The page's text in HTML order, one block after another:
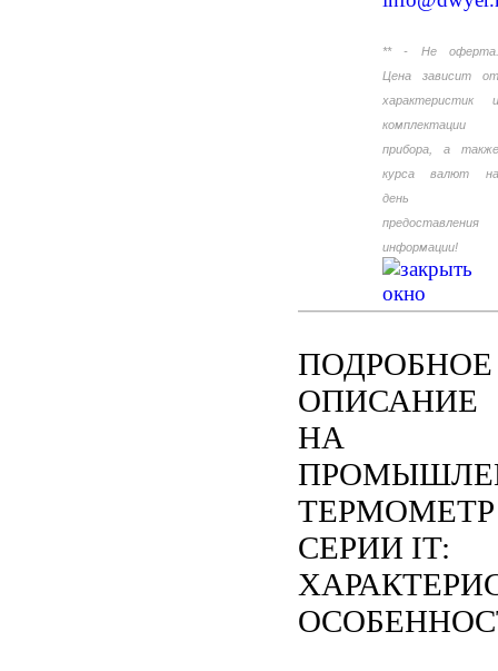
** - Не оферта.
Цена зависит от
характеристик и
комплектации
прибора, а также
курса валют на
день
предоставления
информации!
ПОДРОБНОЕ
ОПИСАНИЕ
НА
ТЕРМОМЕТР
СЕРИИ IT: